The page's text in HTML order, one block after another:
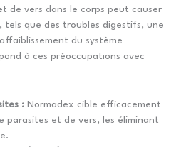
de vers dans le corps peut causer
tels que des troubles digestifs, une
du système
à ces préoccupations avec
: Normadex cible efficacement
parasites et de vers, les éliminant